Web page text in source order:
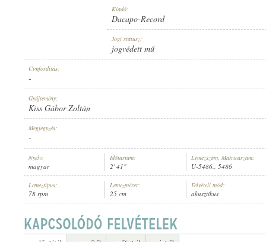
KIRÁLY ERNŐ ,REVERE GYULA (ZONGORA)
LEMEZSZÁM:
Kiadó:
Dacapo-Record
Jogi státusz:
jogvédett mű
Címfordítás:
-
Gyűjtemény:
Kiss Gábor Zoltán
Megjegyzés:
-
Nyelv:
magyar
Időtartam:
2' 41"
Lemezszám, Matricaszám:
U-5486., 5486
Lemeztípus:
78 rpm
Lemezméret:
25 cm
Felvételi mód:
akusztikus